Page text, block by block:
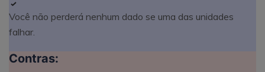
Você não perderá nenhum dado se uma das unidades
falhar.
Contras: